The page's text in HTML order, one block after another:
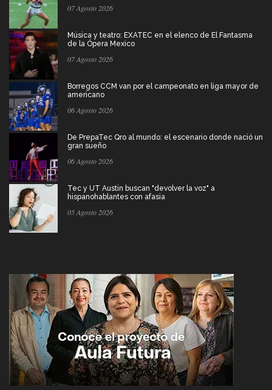
07 Agosto 2026
Música y teatro: EXATEC en el elenco de El Fantasma
de la Ópera Mexico
07 Agosto 2026
Borregos CCM van por el campeonato en liga mayor de
americano
06 Agosto 2026
De PrepaTec Qro al mundo: el escenario donde nació un
gran sueño
06 Agosto 2026
Tec y UT Austin buscan "devolver la voz" a
hispanohablantes con afasia
05 Agosto 2026